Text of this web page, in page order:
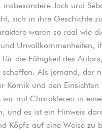
Jack und
sich in ihre Geschichte
waren so real wie
Unvollkommenheiten,
für die Fähigkeit des
Als jemand, der
Komik und den
mit Charakteren in
und es ist ein Hinweis
Köpfe auf eine Weise zu